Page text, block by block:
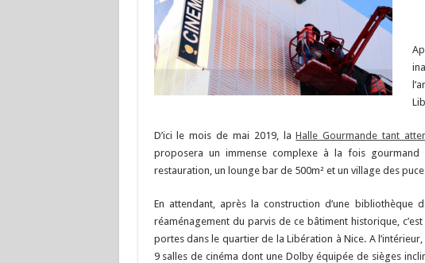
D’ici le mois de mai 2019, laHalle Gourmande tant
proposera un immense complexe à la fois
restauration, un lounge bar de 500m² et un village des
En attendant, après la construction d’une bibliothèque
réaménagement du parvis de ce bâtiment historique,
portes dans le quartier de la Libération à Nice. A
9 salles de cinéma dont une Dolby équipée de sièges